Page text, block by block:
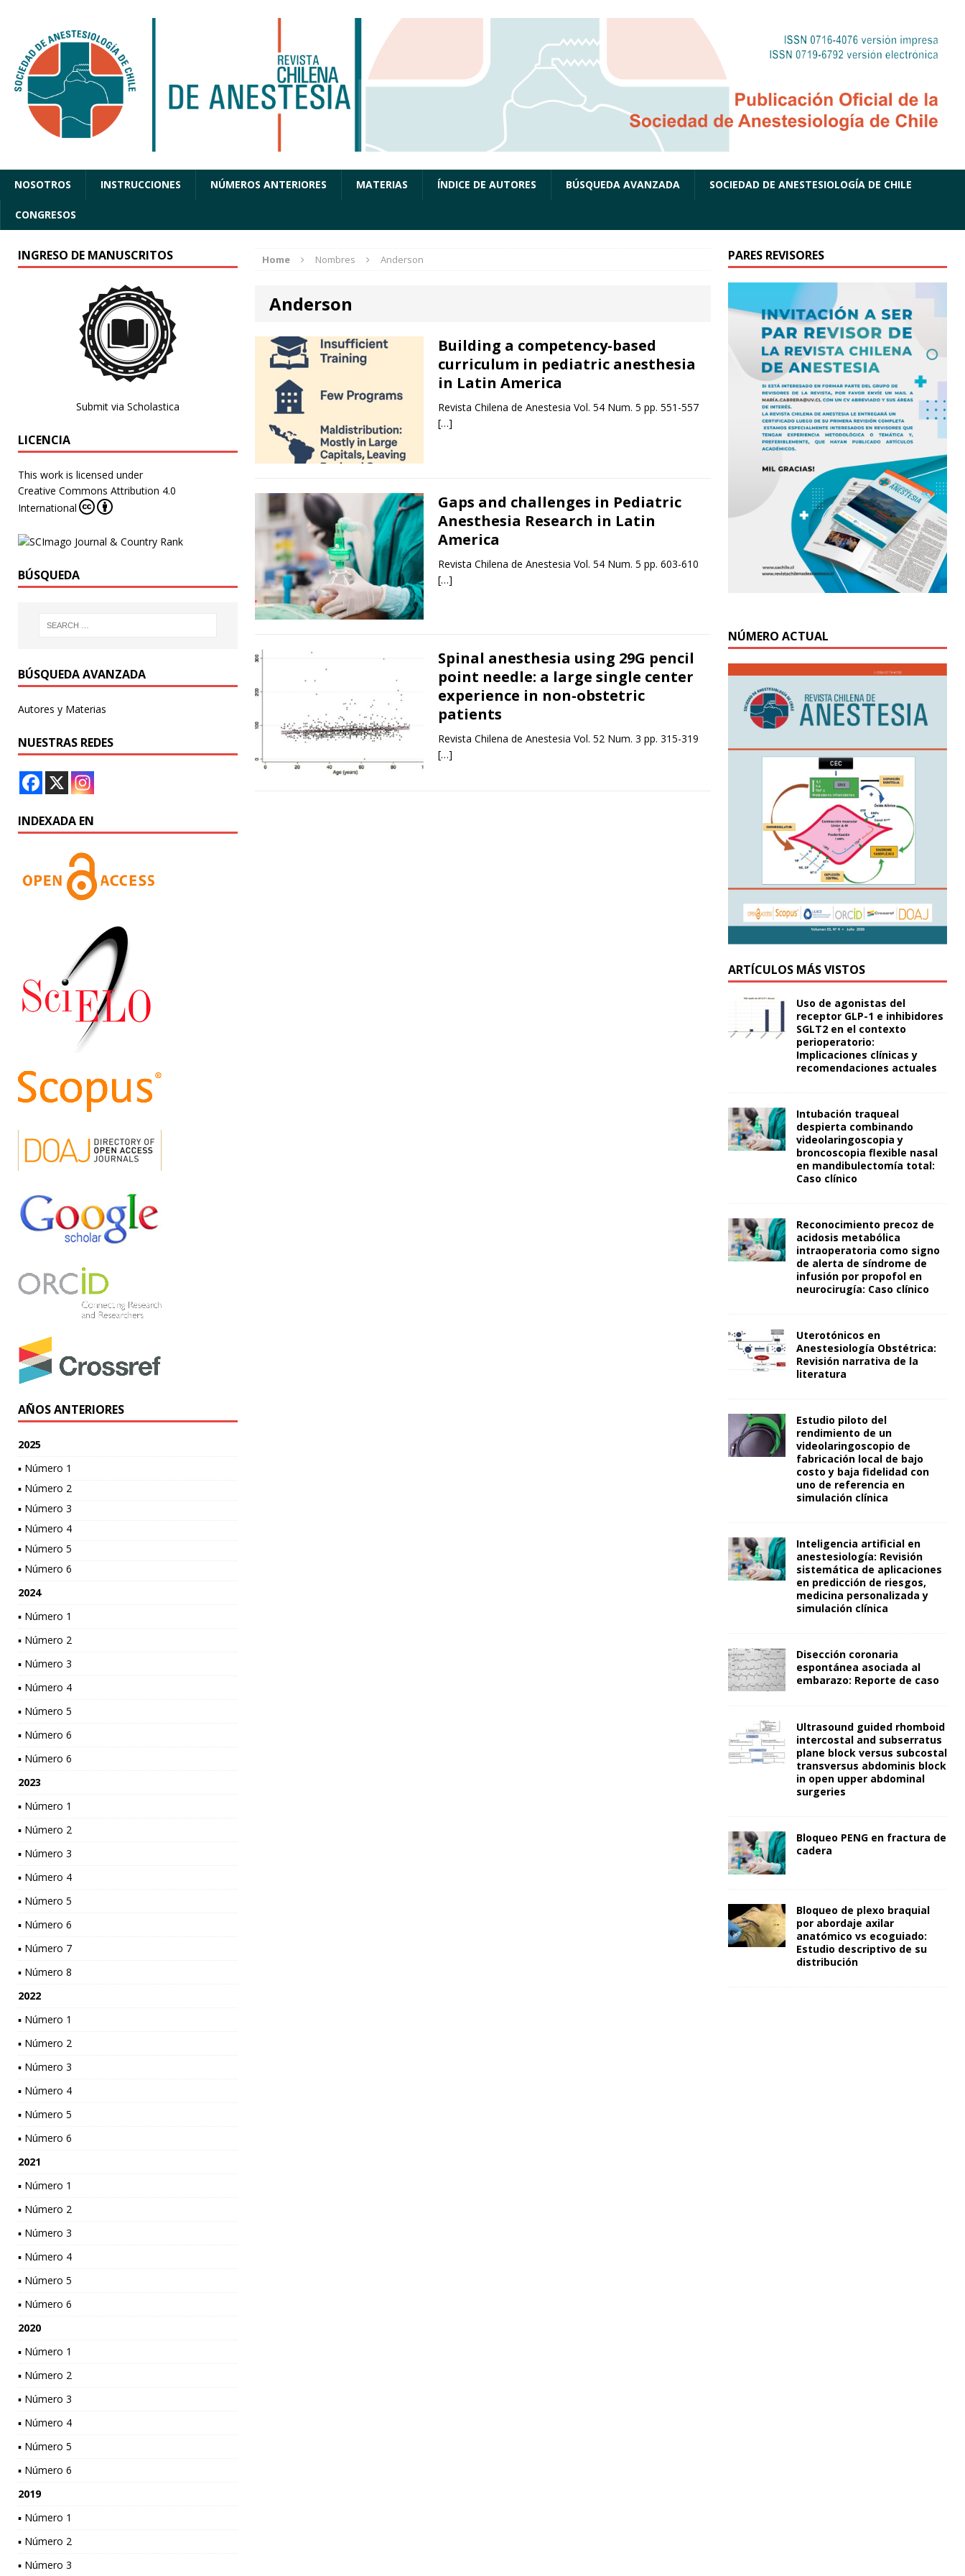
NOSOTROS INSTRUCCIONES NÚMEROS ANTERIORES MATERIAS ÍNDICE DE AUTORES BÚSQUEDA AVANZADA SOCIEDAD DE ANESTESIOLOGÍA DE CHILE
CONGRESOS
Home Nombres Anderson
Anderson
Building a competency-based
curriculum in pediatric anesthesia
in Latin America
Revista Chilena de Anestesia Vol. 54 Num. 5 pp. 551-557
[…]
Gaps and challenges in Pediatric
Anesthesia Research in Latin
America
Revista Chilena de Anestesia Vol. 54 Num. 5 pp. 603-610
[…]
Spinal anesthesia using 29G pencil
point needle: a large single center
experience in non-obstetric
patients
Revista Chilena de Anestesia Vol. 52 Num. 3 pp. 315-319
[…]
INGRESO DE MANUSCRITOS
Submit via Scholastica
LICENCIA
This work is licensed under
Creative Commons Attribution 4.0
International
BÚSQUEDA
BÚSQUEDA AVANZADA
Autores y Materias
NUESTRAS REDES
INDEXADA EN
AÑOS ANTERIORES
2025
▪ Número 1
▪ Número 2
▪ Número 3
▪ Número 4
▪ Número 5
▪ Número 6
2024
▪ Número 1
▪ Número 2
▪ Número 3
▪ Número 4
▪ Número 5
▪ Número 6
▪ Número 6
2023
▪ Número 1
▪ Número 2
▪ Número 3
▪ Número 4
▪ Número 5
▪ Número 6
▪ Número 7
▪ Número 8
2022
▪ Número 1
▪ Número 2
▪ Número 3
▪ Número 4
▪ Número 5
▪ Número 6
2021
▪ Número 1
▪ Número 2
▪ Número 3
▪ Número 4
▪ Número 5
▪ Número 6
2020
▪ Número 1
▪ Número 2
▪ Número 3
▪ Número 4
▪ Número 5
▪ Número 6
2019
▪ Número 1
▪ Número 2
▪ Número 3
PARES REVISORES
NÚMERO ACTUAL
ARTÍCULOS MÁS VISTOS
Uso de agonistas del
receptor GLP-1 e inhibidores
SGLT2 en el contexto
perioperatorio:
Implicaciones clínicas y
recomendaciones actuales
Intubación traqueal
despierta combinando
videolaringoscopia y
broncoscopia flexible nasal
en mandibulectomía total:
Caso clínico
Reconocimiento precoz de
acidosis metabólica
intraoperatoria como signo
de alerta de síndrome de
infusión por propofol en
neurocirugía: Caso clínico
Uterotónicos en
Anestesiología Obstétrica:
Revisión narrativa de la
literatura
Estudio piloto del
rendimiento de un
videolaringoscopio de
fabricación local de bajo
costo y baja fidelidad con
uno de referencia en
simulación clínica
Inteligencia artificial en
anestesiología: Revisión
sistemática de aplicaciones
en predicción de riesgos,
medicina personalizada y
simulación clínica
Disección coronaria
espontánea asociada al
embarazo: Reporte de caso
Ultrasound guided rhomboid
intercostal and subserratus
plane block versus subcostal
transversus abdominis block
in open upper abdominal
surgeries
Bloqueo PENG en fractura de
cadera
Bloqueo de plexo braquial
por abordaje axilar
anatómico vs ecoguiado:
Estudio descriptivo de su
distribución